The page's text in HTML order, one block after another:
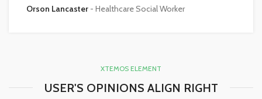
Orson Lancaster Healthcare Social Worker
XTEMOS ELEMENT
USER'S OPINIONS ALIGN RIGHT